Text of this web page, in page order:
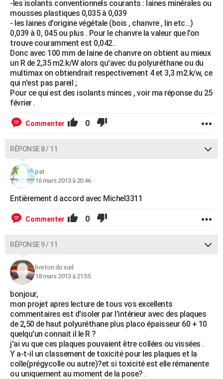
-les isolants conventionnels courants : laines minérales ou
mousses plastiques 0,035 à 0,039
- les laines d'origine végétale (bois , chanvre , lin etc...)
0,039 à 0, 045 ou plus . Pour le chanvre la valeur que l'on
trouve couramment est 0,042 .
Donc avec 100 mm de laine de chanvre on obtient au mieux
un R de 2,35 m2.k/W alors qu'avec du polyuréthane ou du
multimax on obtiendrait respectivement 4 et 3,3 m2.k/w, ce
qui n'est pas pareil ;
Pour ce qui est des isolants minces , voir ma réponse du 25
février .
Commenter 0
RÉPONSE 8 / 11
pat
16 mars 2013 à 20:46
Entièrement d accord avec Michel3311
Commenter 0
RÉPONSE 9 / 11
breton du sud
18 mars 2013 à 21:55
bonjour,
mon projet apres lecture de tous vos excellents
commentaires est d'isoler par l'intérieur avec des plaques
de 2,50 de haut polyuréthane plus placo épaisseur 60 + 10
quelqu'un connait il le R ?
j'ai vu que ces plaques pouvaient être collées ou vissées .
Y a-t-il un classement de toxicité pour les plaques et la
colle(prégycolle ou autre)?et si toxicité est elle rémanente
ou uniquement au moment de la pose? .